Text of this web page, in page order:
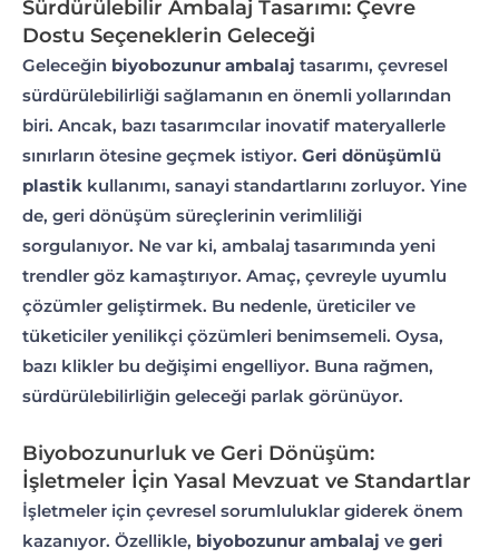
Sürdürülebilir Ambalaj Tasarımı: Çevre
Dostu Seçeneklerin Geleceği
Geleceğin biyobozunur ambalaj tasarımı, çevresel
sürdürülebilirliği sağlamanın en önemli yollarından
biri. Ancak, bazı tasarımcılar inovatif materyallerle
sınırların ötesine geçmek istiyor. Geri dönüşümlü
plastik kullanımı, sanayi standartlarını zorluyor. Yine
de, geri dönüşüm süreçlerinin verimliliği
sorgulanıyor. Ne var ki, ambalaj tasarımında yeni
trendler göz kamaştırıyor. Amaç, çevreyle uyumlu
çözümler geliştirmek. Bu nedenle, üreticiler ve
tüketiciler yenilikçi çözümleri benimsemeli. Oysa,
bazı klikler bu değişimi engelliyor. Buna rağmen,
sürdürülebilirliğin geleceği parlak görünüyor.
Biyobozunurluk ve Geri Dönüşüm:
İşletmeler İçin Yasal Mevzuat ve Standartlar
İşletmeler için çevresel sorumluluklar giderek önem
kazanıyor. Özellikle, biyobozunur ambalaj ve geri